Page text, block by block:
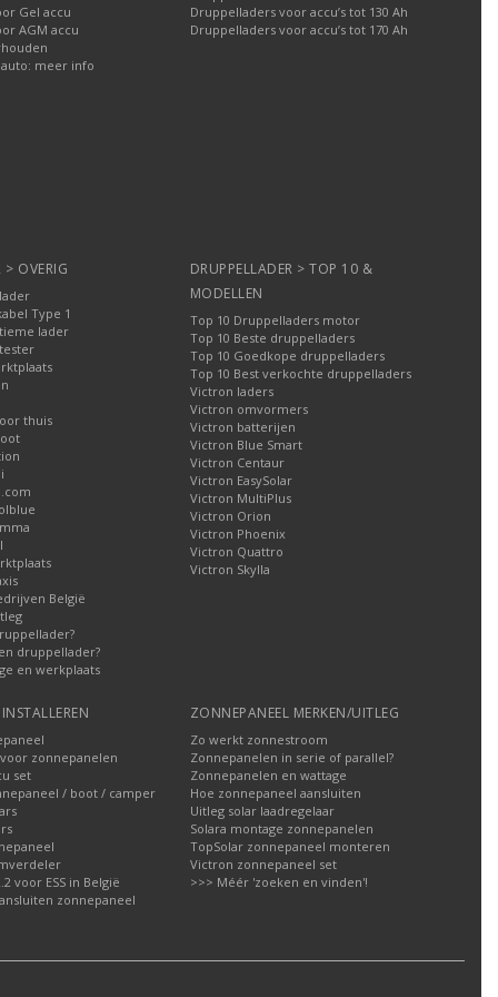
Gel accu
AGM accu
meer info
Druppelladers voor accu’s tot 130 Ah
Druppelladers voor accu’s tot 170 Ah
> OVERIG
Type 1
lader
thuis
België
druppellader?
en werkplaats
DRUPPELLADER > TOP 10 &
MODELLEN
Top 10 Druppelladers motor
Top 10 Beste druppelladers
Top 10 Goedkope druppelladers
Top 10 Best verkochte druppelladers
Victron laders
Victron omvormers
Victron batterijen
Victron Blue Smart
Victron Centaur
Victron EasySolar
Victron MultiPlus
Victron Orion
Victron Phoenix
Victron Quattro
Victron Skylla
zonnepanelen
set
/ boot / camper
voor ESS in België
zonnepaneel
ZONNEPANEEL MERKEN/UITLEG
Zo werkt zonnestroom
Zonnepanelen in serie of parallel?
Zonnepanelen en wattage
Hoe zonnepaneel aansluiten
Uitleg solar laadregelaar
Solara montage zonnepanelen
TopSolar zonnepaneel monteren
Victron zonnepaneel set
>>> Méér 'zoeken en vinden'!